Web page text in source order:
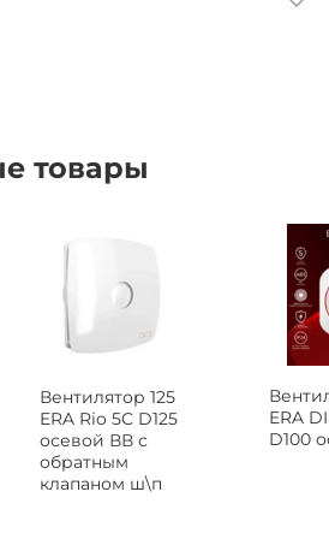
товары
Вентилятор 125
ERA Rio 5C D125
осевой ВВ с
обратным
клапаном ш\п
ERA
D100